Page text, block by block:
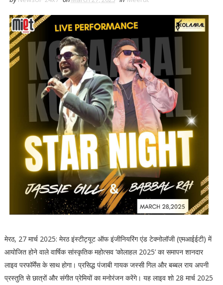
मेरठ, 27 मार्च 2025: मेरठ इंस्टीट्यूट ऑफ इंजीनियरिंग एंड टेक्नोलॉजी (एमआईईटी) में
आयोजित होने वाले वार्षिक सांस्कृतिक महोत्सव ‘कोलाहल 2025’ का समापन शानदार
लाइव परफॉर्मेंस के साथ होगा। प्रसिद्ध पंजाबी गायक जस्सी गिल और बब्बल राय अपनी
प्रस्तुति से छात्रों और संगीत प्रेमियों का मनोरंजन करेंगे। यह लाइव शो 28 मार्च 2025